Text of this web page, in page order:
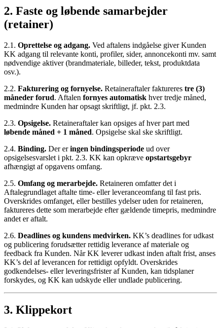
2. Faste og løbende samarbejder
(retainer)
2.1. Oprettelse og adgang. Ved aftalens indgåelse giver Kunden
KK adgang til relevante konti, profiler, sider, annoncekonti mv. samt
nødvendige aktiver (brandmateriale, billeder, tekst, produktdata
osv.).
2.2. Fakturering og fornyelse. Retaineraftaler faktureres tre (3)
måneder forud. Aftalen fornyes automatisk hver tredje måned,
medmindre Kunden har opsagt skriftligt, jf. pkt. 2.3.
2.3. Opsigelse. Retaineraftaler kan opsiges af hver part med
løbende måned + 1 måned. Opsigelse skal ske skriftligt.
2.4. Binding. Der eringen bindingsperiode ud over
opsigelsesvarslet i pkt. 2.3. KK kan opkræve opstartsgebyr
afhængigt af opgavens omfang.
2.5. Omfang og merarbejde. Retaineren omfatter det i
Aftalegrundlaget aftalte time- eller leveranceomfang til fast pris.
Overskrides omfanget, eller bestilles ydelser uden for retaineren,
faktureres dette som merarbejde efter gældende timepris, medmindre
andet er aftalt.
2.6. Deadlines og kundens medvirken. KK’s deadlines for udkast
og publicering forudsætter rettidig leverance af materiale og
feedback fra Kunden. Når KK leverer udkast inden aftalt frist, anses
KK’s del af leverancen for rettidigt opfyldt. Overskrides
godkendelses- eller leveringsfrister af Kunden, kan tidsplaner
forskydes, og KK kan udskyde eller undlade publicering.
3. Klippekort